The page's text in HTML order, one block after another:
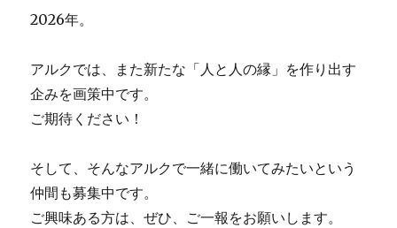
2026年。
アルクでは、また新たな「人と人の縁」を作り出す
企みを画策中です。
ご期待ください！
そして、そんなアルクで一緒に働いてみたいという
仲間も募集中です。
ご興味ある方は、ぜひ、ご一報をお願いします。